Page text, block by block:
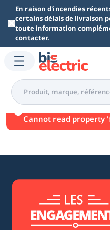
Aller au contenu principal
En raison d'incendies
certains délais de livraison
toute information
contacter.
Une erreur
Cannot read property